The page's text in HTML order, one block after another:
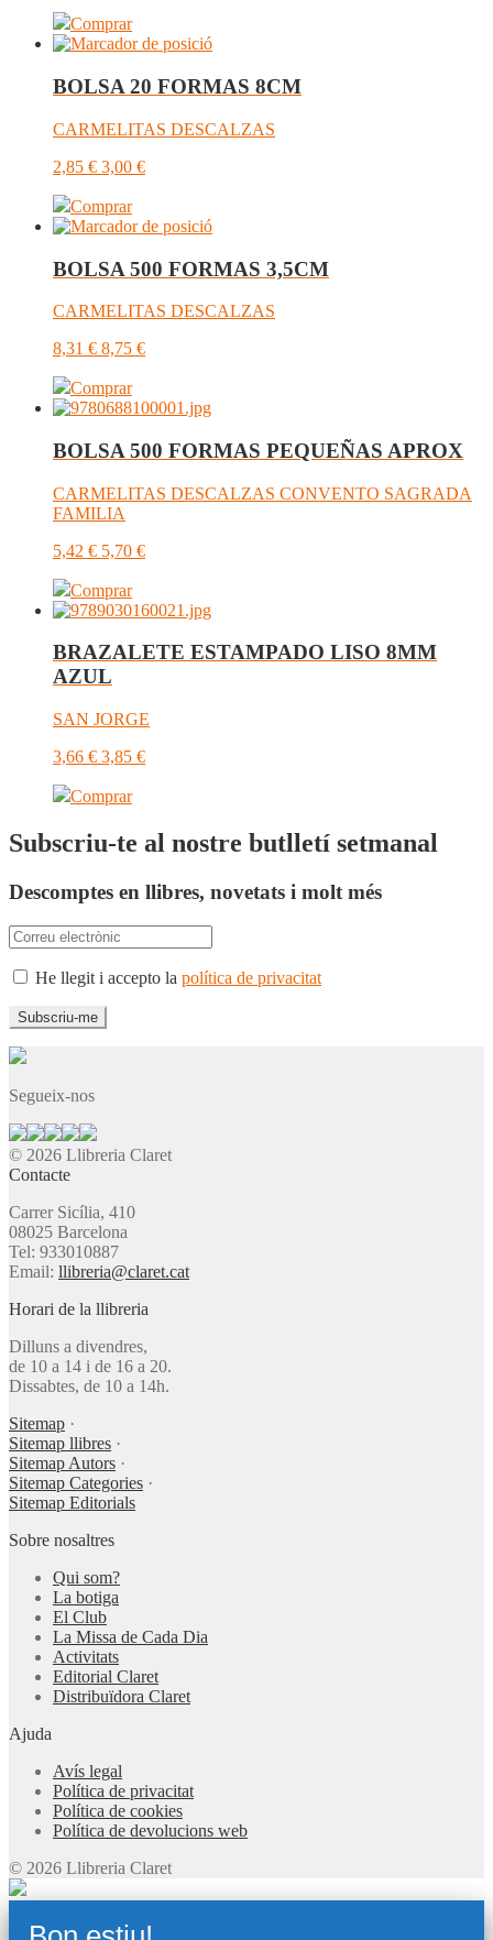
Comprar
BOLSA 20 FORMAS 8CM
CARMELITAS DESCALZAS
2,85 € 3,00 €
Comprar
BOLSA 500 FORMAS 3,5CM
CARMELITAS DESCALZAS
8,31 € 8,75 €
Comprar
BOLSA 500 FORMAS PEQUEÑAS APROX
CARMELITAS DESCALZAS CONVENTO SAGRADA
FAMILIA
5,42 € 5,70 €
Comprar
BRAZALETE ESTAMPADO LISO 8MM
AZUL
SAN JORGE
3,66 € 3,85 €
Comprar
Subscriu-te al nostre butlletí setmanal
Descomptes en llibres, novetats i molt més
He llegit i accepto la política de privacitat
Segueix-nos
© 2026 Llibreria Claret
Contacte
Carrer Sicília, 410
08025 Barcelona
Tel: 933010887
Email: llibreria@claret.cat
Horari de la llibreria
Dilluns a divendres,
de 10 a 14 i de 16 a 20.
Dissabtes, de 10 a 14h.
Sitemap ·
Sitemap llibres ·
Sitemap Autors ·
Sitemap Categories ·
Sitemap Editorials
Sobre nosaltres
Qui som?
La botiga
El Club
La Missa de Cada Dia
Activitats
Editorial Claret
Distribuïdora Claret
Ajuda
Avís legal
Política de privacitat
Política de cookies
Política de devolucions web
© 2026 Llibreria Claret